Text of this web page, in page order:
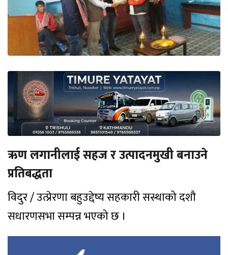
ऋण लगानीलाई सहज र उत्पादनमुखी बनाउने
प्रतिबद्धता
विदुर / उत्प्रेरणा बहुउद्देष्य सहकारी सस्थाको दशौ
सधारणसभा सम्पन्न भएको छ ।